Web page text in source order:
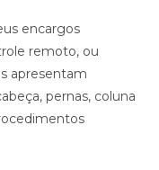
encargos
remoto, ou
apresentam
pernas, coluna